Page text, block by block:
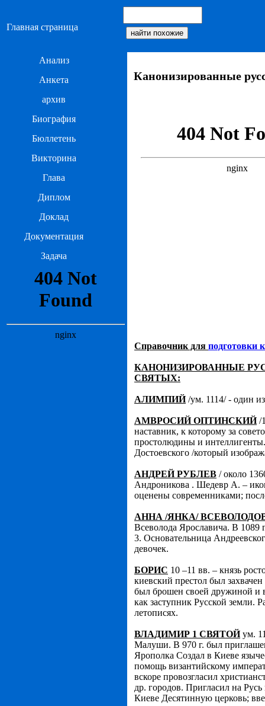
Главная страница
Анализ
Анкета
архив
Биография
Бюллетень
Викторина
Глава
Диплом
Доклад
Документация
Задача
Канонизированные
Справочник для подготовки
КАНОНИЗИРОВАННЫЕ
СВЯТЫХ:
АЛИМПИЙ/ум. 1114/ - один
АМВРОСИЙ ОПТИНСКИЙ/
наставник, к которому за
простолюдины и
Достоевского /который
АНДРЕЙ РУБЛЕВ / около
Андроникова . Шедевр А. –
оценены современниками;
АННА /ЯНКА/
Всеволода Ярославича. В 1089
3. Основательница
девочек.
БОРИС 10 –11 вв. – князь
киевский престол был
был брошен своей дружиной и
как заступник Русской земли.
летописях.
ВЛАДИМИР 1 СВЯТОЙум.
Малуши. В 970 г. был
Ярополка Создал в Киеве
помощь византийскому
вскоре провозгласил
др. городов. Пригласил на
Киеве Десятинную церковь;